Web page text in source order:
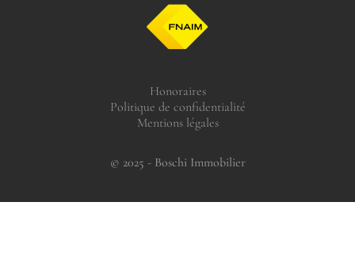
Honoraires
Politique de confidentialité
Mentions légales
© 2025 - Boschi Immobilier